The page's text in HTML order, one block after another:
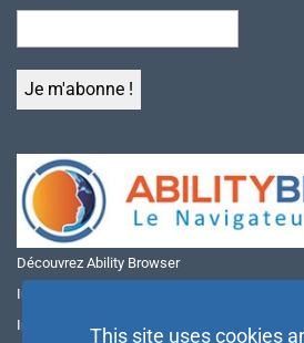
Découvrez Ability Browser
Installer Ability Browser sur Windows
Installer Ability Browser sur Mac
This site uses cookies